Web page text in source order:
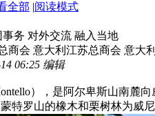
全部 |阅读模式
务 对外交流 融入当地
商会 意大利江苏总商会 意
06:25 编辑
），是阿尔卑斯山南麓
特罗山的橡木和栗树林为威